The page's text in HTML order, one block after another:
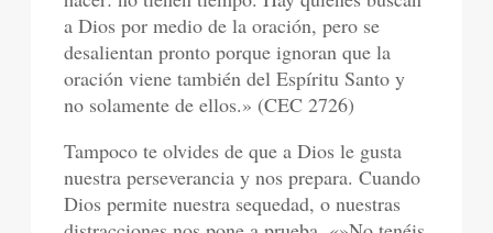
a Dios por medio de la oración, pero se
desalientan pronto porque ignoran que la
oración viene también del Espíritu Santo y
no solamente de ellos.» (CEC 2726)
Tampoco te olvides de que a Dios le gusta
nuestra perseverancia y nos prepara. Cuando
Dios permite nuestra sequedad, o nuestras